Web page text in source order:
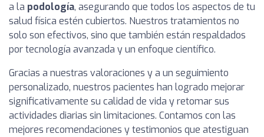
a la podología, asegurando que todos los aspectos de tu
salud física estén cubiertos. Nuestros tratamientos no
solo son efectivos, sino que también están respaldados
por tecnología avanzada y un enfoque científico.
Gracias a nuestras valoraciones y a un seguimiento
personalizado, nuestros pacientes han logrado mejorar
significativamente su calidad de vida y retomar sus
actividades diarias sin limitaciones. Contamos con las
mejores recomendaciones y testimonios que atestiguan